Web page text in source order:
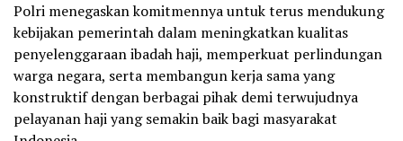
Polri menegaskan komitmennya untuk terus mendukung
kebijakan pemerintah dalam meningkatkan kualitas
penyelenggaraan ibadah haji, memperkuat perlindungan
warga negara, serta membangun kerja sama yang
konstruktif dengan berbagai pihak demi terwujudnya
pelayanan haji yang semakin baik bagi masyarakat